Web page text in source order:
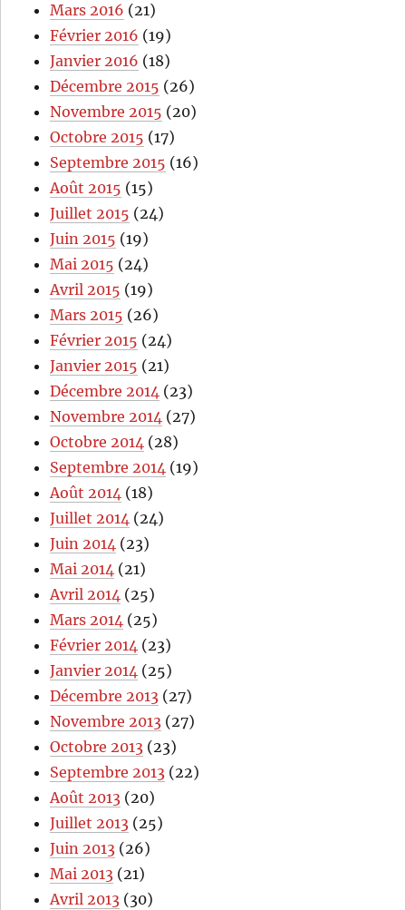
Mars 2016 (21)
Février 2016 (19)
Janvier 2016 (18)
Décembre 2015 (26)
Novembre 2015 (20)
Octobre 2015 (17)
Septembre 2015 (16)
Août 2015 (15)
Juillet 2015 (24)
Juin 2015 (19)
Mai 2015 (24)
Avril 2015 (19)
Mars 2015 (26)
Février 2015 (24)
Janvier 2015 (21)
Décembre 2014 (23)
Novembre 2014 (27)
Octobre 2014 (28)
Septembre 2014 (19)
Août 2014 (18)
Juillet 2014 (24)
Juin 2014 (23)
Mai 2014 (21)
Avril 2014 (25)
Mars 2014 (25)
Février 2014 (23)
Janvier 2014 (25)
Décembre 2013 (27)
Novembre 2013 (27)
Octobre 2013 (23)
Septembre 2013 (22)
Août 2013 (20)
Juillet 2013 (25)
Juin 2013 (26)
Mai 2013 (21)
Avril 2013 (30)